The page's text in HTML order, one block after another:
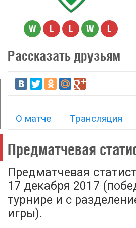
W L L W L
Рассказать друзьям
О матче Трансляция
Предматчевая
Предматчевая
17 декабря 2017
турнире и с
игры).